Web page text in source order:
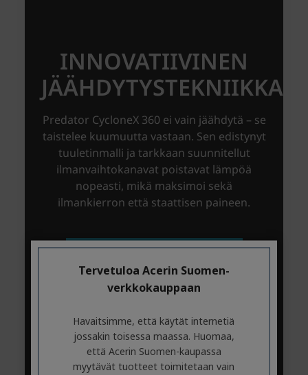
Tervetuloa Acerin Suomen-
verkkokauppaan
Havaitsimme, että käytät internetiä
jossakin toisessa maassa. Huomaa,
että Acerin Suomen-kaupassa
myytävät tuotteet toimitetaan vain